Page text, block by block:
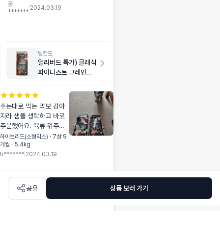
먹더라고요.
꿀
*******
2024.03.19
벨칸도
얼리버드 특가) 클래식
파이니스트 그레인프
주는대로 먹는 먹보 강아
지라 샘플 생락하고 바로
주문했어요. 육류 위주로
2년 먹여서 어류로 순환급
여 해주려던 참이었는데
마침 특가 떠서 저렴하게
아지랑 잘 맞으면 좋겠어
하이브리드(소형믹스) · 7살 9
개월 · 5.4kg
h******* 2024.03.19
공유 상품 보러 가기